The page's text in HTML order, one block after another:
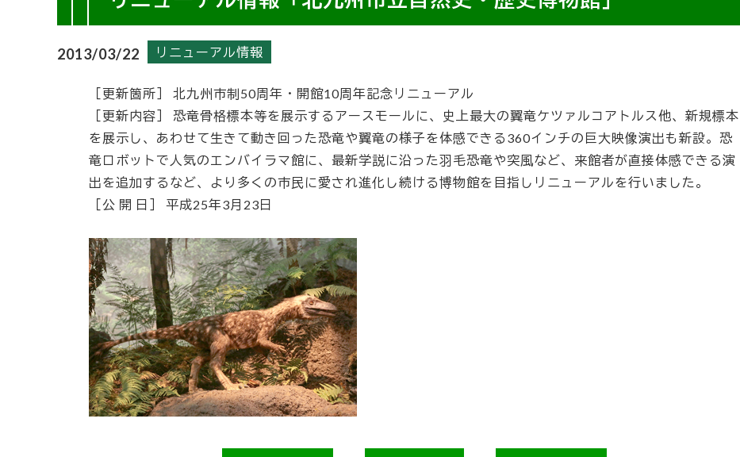
2013/03/22 リニューアル情報
［更新箇所］ 北九州市制50周年・開館10周年記念リニューアル
［更新内容］ 恐竜骨格標本等を展示するアースモールに、史上最大の翼竜ケツァルコアトルス他、新規標本
を展示し、あわせて生きて動き回った恐竜や翼竜の様子を体感できる360インチの巨大映像演出も新設。恐
竜ロボットで人気のエンバイラマ館に、最新学説に沿った羽毛恐竜や突風など、来館者が直接体感できる演
出を追加するなど、より多くの市民に愛され進化し続ける博物館を目指しリニューアルを行いました。
［公 開 日］ 平成25年3月23日